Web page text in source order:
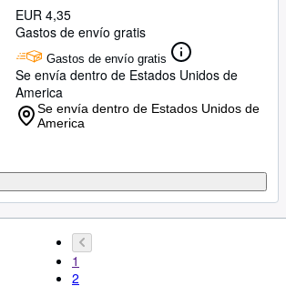
EUR 4,35
Gastos de envío gratis
Gastos de envío gratis
Se envía dentro de Estados Unidos de
America
Se envía dentro de Estados Unidos de
America
1
2